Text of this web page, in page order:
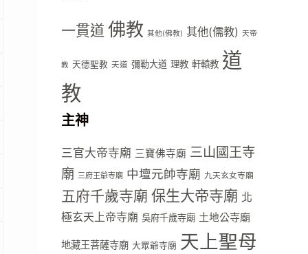
一貫道 佛教 其他(佛教) 其他(儒教) 天帝
教 天德聖教 天道 彌勒大道 理教 軒轅教 道
教
主神
三官大帝寺廟 三寶佛寺廟 三山國王寺
廟 三府王爺寺廟 中壇元帥寺廟 九天玄女寺廟
五府千歲寺廟 保生大帝寺廟 北
極玄天上帝寺廟 吳府千歲寺廟 土地公寺廟
地藏王菩薩寺廟 大眾爺寺廟 天上聖母